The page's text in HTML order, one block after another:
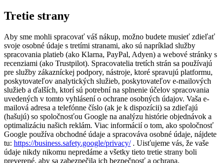
Tretie strany
Aby sme mohli spracovať váš nákup, možno budete musieť zdieľať
svoje osobné údaje s tretími stranami, ako sú napríklad služby
spracovania platieb (ako Klarna, PayPal, Adyen) a webové stránky s
recenziami (ako Trustpilot). Spracovatelia tretích strán sa používajú
pre služby zákazníckej podpory, nástroje, ktoré spravujú platformu,
poskytovateľov analytických služieb, poskytovateľov e-mailových
služieb a ďalších, ktorí sú potrební na splnenie účelov spracovania
uvedených v tomto vyhlásení o ochrane osobných údajov. Vaša e-
mailová adresa a telefónne číslo (ak je k dispozícii) sa zdieľajú
(hašujú) so spoločnosťou Google na analýzu histórie objednávok a
optimalizáciu našich reklám. Viac informácií o tom, ako spoločnosť
Google používa obchodné údaje a spracováva osobné údaje, nájdete
tu: https://business.safety.google/privacy/. Uisťujeme vás, že vaše
údaje nikdy nikomu nepredáme a všetky tieto tretie strany boli
preverené, aby sa zabezpečila ich bezpečnosť a ochrana.